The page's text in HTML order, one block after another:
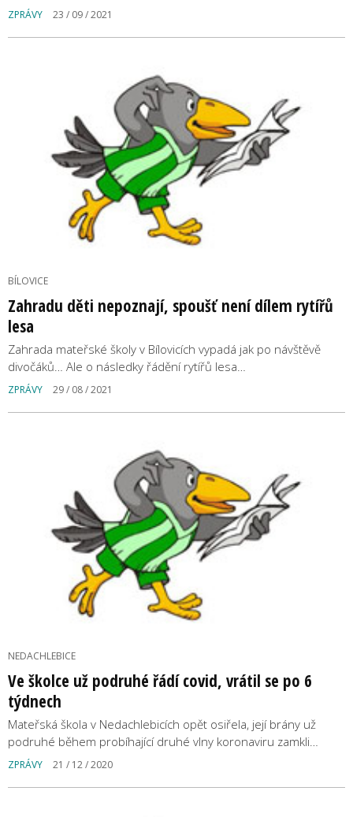
ZPRÁVY 23 / 09 / 2021
BÍLOVICE
Zahradu děti nepoznají, spoušť není dílem rytířů
lesa
Zahrada mateřské školy v Bílovicích vypadá jak po návštěvě
divočáků… Ale o následky řádění rytířů lesa…
ZPRÁVY 29 / 08 / 2021
NEDACHLEBICE
Ve školce už podruhé řádí covid, vrátil se po 6
týdnech
Mateřská škola v Nedachlebicích opět osiřela, její brány už
podruhé během probíhající druhé vlny koronaviru zamkli…
ZPRÁVY 21 / 12 / 2020